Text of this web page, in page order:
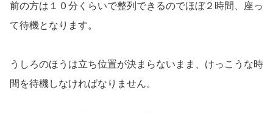
前の方は１０分くらいで整列できるのでほぼ２時間、座っ
て待機となります。
うしろのほうは立ち位置が決まらないまま、けっこうな時
間を待機しなければなりません。